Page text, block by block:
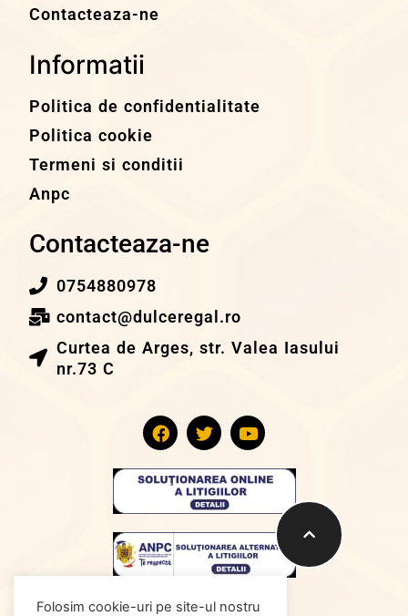
Contacteaza-ne
Informatii
Politica de confidentialitate
Politica cookie
Termeni si conditii
Anpc
Contacteaza-ne
0754880978
contact@dulceregal.ro
Curtea de Arges, str. Valea Iasului
nr.73 C
Folosim cookie-uri pe site-ul nostru